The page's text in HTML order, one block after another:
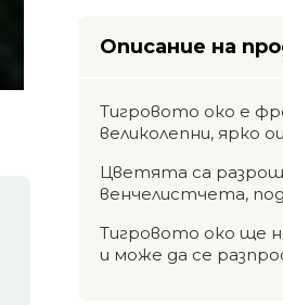
Описание на
Тигровото око е
великолепни, ярко
Цветята са
венчелистчета,
Тигровото око ще
и може да се